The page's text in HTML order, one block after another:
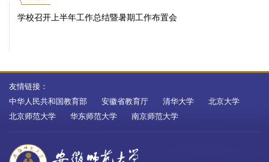
学校召开上半年工作总结暨暑期工作布置会
友情链接：
中华人民共和国教育部
安徽省教育厅 清华大学
北京大学
北京师范大学
华东师范大学 南京师范大学